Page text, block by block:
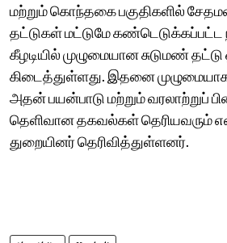
மற்றும் கொந்தகை பகுதிகளில்
தட்டுகள் மட்டுமே கண்டெடுக்கப்பட்ட
கீழடியில் முழுமையான சுடுமண்
கிடைத்துள்ளது. இதனை
அதன் பயன்பாடு மற்றும் வரலாற்றுப்
தெளிவான தகவல்கள் தெரியவரும்
துறையினர் தெரிவித்துள்ளனர்.